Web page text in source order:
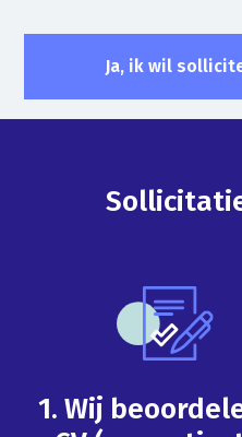
Ja, ik wil
1. Wij